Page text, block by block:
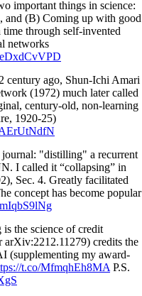
important things in science:
and (B) Coming up with good
time through self-invented
networks
century ago, Shun-Ichi Amari
(1972) much later called
century-old, non-learning
1920-25)
journal: "distilling" a recurrent
I called it “collapsing” in
Sec. 4. Greatly facilitated
concept has become popular
the science of credit
arXiv:2212.11279) credits the
(supplementing my award-
t.co/MfmqhEh8MA P.S.